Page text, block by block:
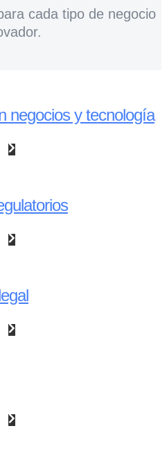
cada tipo de negocio
negocios y tecnología